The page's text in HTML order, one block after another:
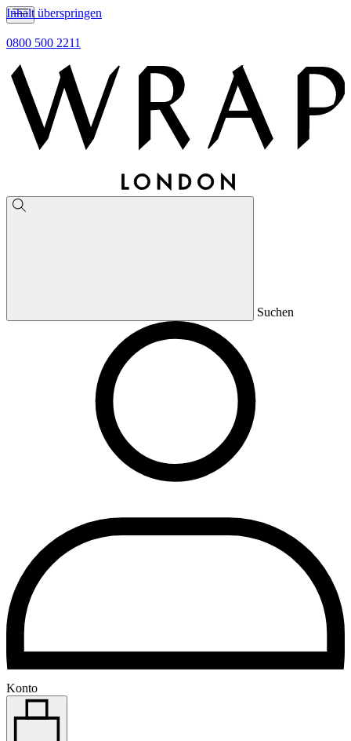
Inhalt überspringen
0800 500 2211
Suchen
Konto